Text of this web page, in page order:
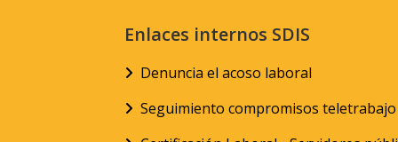
Enlaces internos SDIS
Denuncia el acoso laboral
Seguimiento compromisos teletrabajo